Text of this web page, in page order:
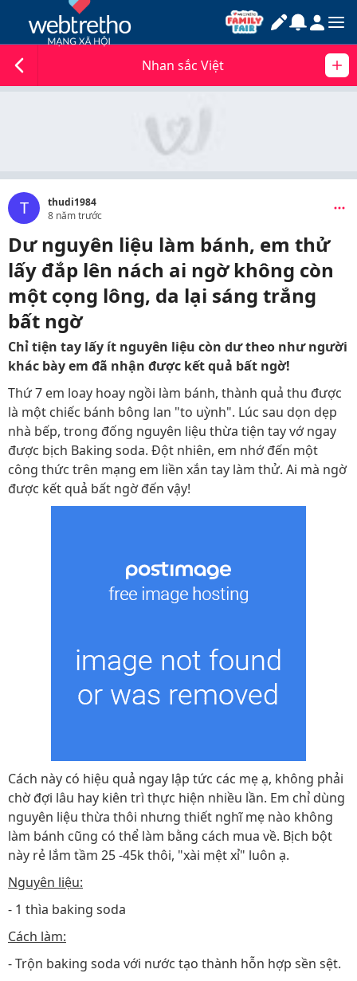
Nhan sắc Việt
T
thudi1984
8 năm trước
Dư nguyên liệu làm bánh, em thử
lấy đắp lên nách ai ngờ không còn
một cọng lông, da lại sáng trắng
bất ngờ
Chỉ tiện tay lấy ít nguyên liệu còn dư theo như người
khác bày em đã nhận được kết quả bất ngờ!
Thứ 7 em loay hoay ngồi làm bánh, thành quả thu được
là một chiếc bánh bông lan "to uỳnh". Lúc sau dọn dẹp
nhà bếp, trong đống nguyên liệu thừa tiện tay vớ ngay
được bịch Baking soda. Đột nhiên, em nhớ đến một
công thức trên mạng em liền xắn tay làm thử. Ai mà ngờ
được kết quả bất ngờ đến vậy!
Cách này có hiệu quả ngay lập tức các mẹ ạ, không phải
chờ đợi lâu hay kiên trì thực hiện nhiều lần. Em chỉ dùng
nguyên liệu thừa thôi nhưng thiết nghĩ mẹ nào không
làm bánh cũng có thể làm bằng cách mua về. Bịch bột
này rẻ lắm tầm 25 -45k thôi, "xài mệt xỉ" luôn ạ.
Nguyên liệu:
- 1 thìa baking soda
Cách làm:
- Trộn baking soda với nước tạo thành hỗn hợp sền sệt.